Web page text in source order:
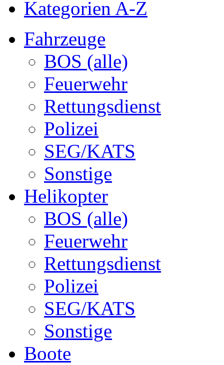
Kategorien A-Z
Fahrzeuge
BOS (alle)
Feuerwehr
Rettungsdienst
Polizei
SEG/KATS
Sonstige
Helikopter
BOS (alle)
Feuerwehr
Rettungsdienst
Polizei
SEG/KATS
Sonstige
Boote